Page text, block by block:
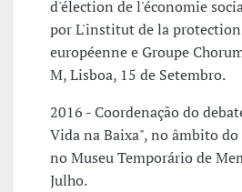
d'élection de l'économie
por L'institut de la
européenne e Groupe
M, Lisboa, 15 de Setembro.
2016 - Coordenação do
Vida na Baixa", no âmbito do
no Museu Temporário de
Julho.